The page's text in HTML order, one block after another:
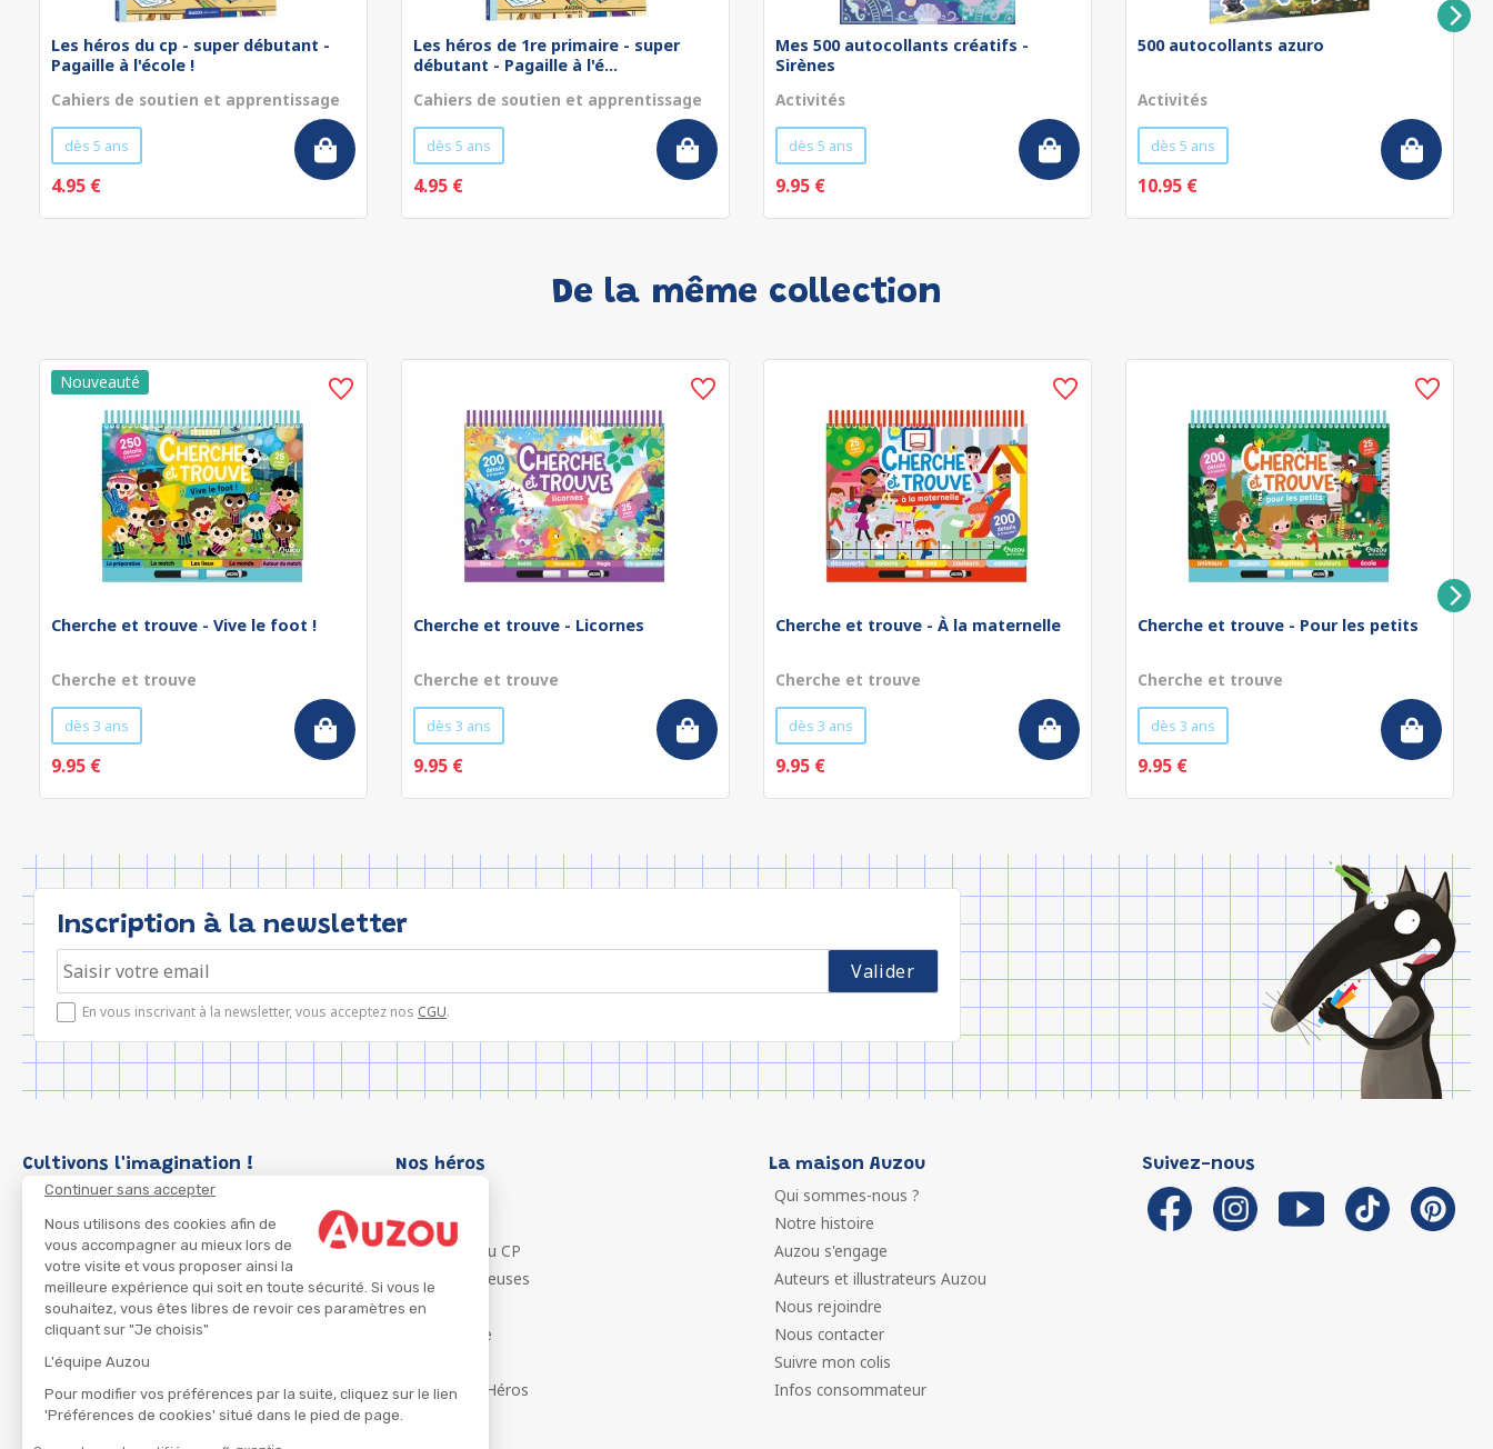
Continuer sans accepter
Nous utilisons des cookies afin de
vous accompagner au mieux lors de
votre visite et vous proposer ainsi la
meilleure expérience qui soit en toute sécurité. Si vous le
souhaitez, vous êtes libres de revoir ces paramètres en
cliquant sur "Je choisis"
L'équipe Auzou
Pour modifier vos préférences par la suite, cliquez sur le lien
'Préférences de cookies' situé dans le pied de page.
Les héros du cp - super débutant -
Pagaille à l'école !
Cahiers de soutien et apprentissage
dès 5 ans
4.95 €
Les héros de 1re primaire - super
débutant - Pagaille à l'é...
Cahiers de soutien et apprentissage
dès 5 ans
4.95 €
Mes 500 autocollants créatifs -
Sirènes
Activités
dès 5 ans
9.95 €
500 autocollants azuro
Activités
dès 5 ans
10.95 €
De la même collection
Cherche et trouve - Vive le foot !
Cherche et trouve
dès 3 ans
9.95 €
Cherche et trouve - Licornes
Cherche et trouve
dès 3 ans
9.95 €
Cherche et trouve - À la maternelle
Cherche et trouve
dès 3 ans
9.95 €
Cherche et trouve - Pour les petits
Cherche et trouve
dès 3 ans
9.95 €
Inscription à la newsletter
En vous inscrivant à la newsletter, vous acceptez nos CGU.
Cultivons l'imagination ! Nos héros
P'tit Loup
Les Héros du CP
Les Influenceuses
Migali
Petite Taupe
Ma Boîte à Héros
La maison Auzou
Qui sommes-nous ?
Notre histoire
Auzou s'engage
Auteurs et illustrateurs Auzou
Nous rejoindre
Nous contacter
Suivre mon colis
Infos consommateur
Suivez-nous